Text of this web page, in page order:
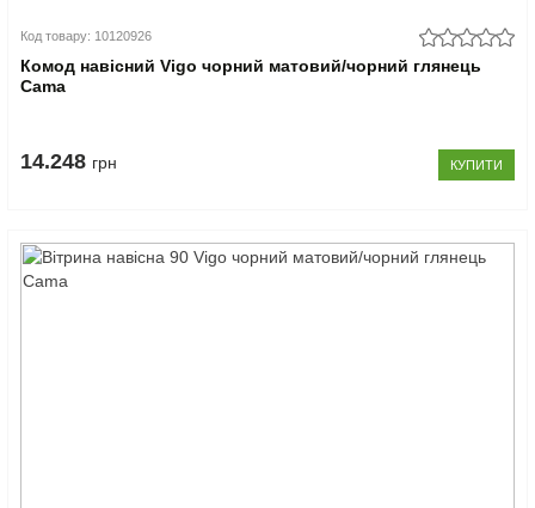
Код товару: 10120926
Комод навісний Vigo чорний матовий/чорний глянець
Cama
14.248 грн КУПИТИ